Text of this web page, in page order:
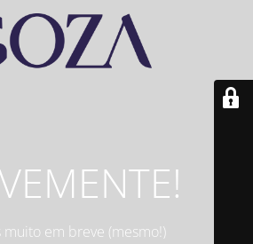
muito em breve (mesmo!)